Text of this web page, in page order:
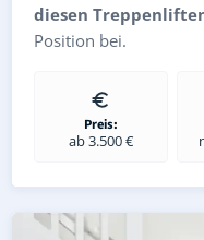
diesen
Position bei.
Preis:
ab 3.500 €
Kurven-Treppenlift
Geprüfter
Preise & Angebote